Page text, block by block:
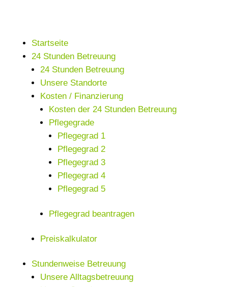
Startseite
24 Stunden Betreuung
24 Stunden Betreuung
Unsere Standorte
Kosten / Finanzierung
Kosten der 24 Stunden Betreuung
Pflegegrade
Pflegegrad 1
Pflegegrad 2
Pflegegrad 3
Pflegegrad 4
Pflegegrad 5
Pflegegrad beantragen
Preiskalkulator
Stundenweise Betreuung
Unsere Alltagsbetreuung